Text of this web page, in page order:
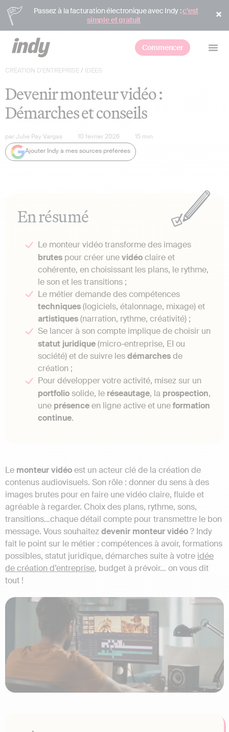
Passez à la facturation électronique avec Indy :c’est
simple et gratuit
Commencer
CRÉATION D'ENTREPRISE/ IDÉES
Devenir monteur vidéo :
Démarches et conseils
parJulie Pay Vargas 10 février 2026 15 min
Ajouter Indy à mes sources préférées
En résumé
Le monteur vidéo transforme des images
brutes pour créer unevidéoclaire et
cohérente, en choisissant les plans, le rythme,
le son et les transitions ;
Le métier demande des compétences
techniques(logiciels, étalonnage, mixage) et
artistiques(narration, rythme, créativité) ;
Se lancer à son compte implique de choisir un
statut juridique(micro-entreprise, EI ou
société) et de suivre lesdémarchesde
création ;
Pour développer votre activité, misez sur un
portfoliosolide, le réseautage, la prospection,
une présenceen ligne active et uneformation
continue.
Le monteur vidéoest un acteur clé de la création de
contenus audiovisuels. Son rôle : donner du sens à des
images brutes pour en faire une vidéo claire, fluide et
agréable à regarder. Choix des plans, rythme, sons,
transitions…chaque détail compte pour transmettre le bon
message. Vous souhaitezdevenir monteur vidéo? Indy
fait le point sur le métier : compétences à avoir, formations
possibles, statut juridique, démarches suite à votre idée
de création d’entreprise, budget à prévoir… on vous dit
tout !